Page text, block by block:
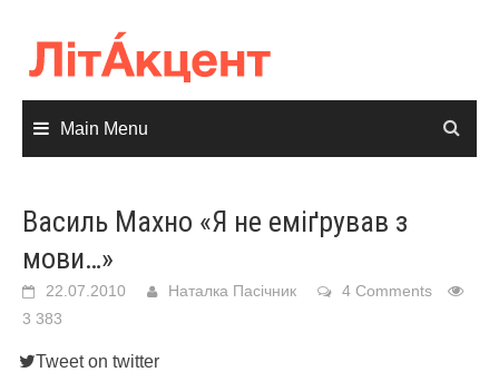
content
Main Menu
Василь Махно «Я не еміґрував з
мови…»
22.07.2010 Наталка Пасічник
4 Comments
3 383
Tweet on twitter